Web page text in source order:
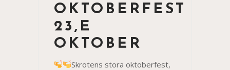
OKTOBERFEST
23,E
OKTOBER
Skrotens stora oktoberfest,